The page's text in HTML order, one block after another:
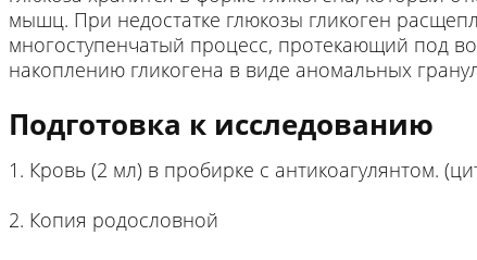
мышц. При недостатке глюкозы гликоген
многоступенчатый процесс, протекающий под
накоплению гликогена в виде аномальных
Подготовка к исследованию
1. Кровь (2 мл) в пробирке с антикоагулянтом.
2. Копия родословной